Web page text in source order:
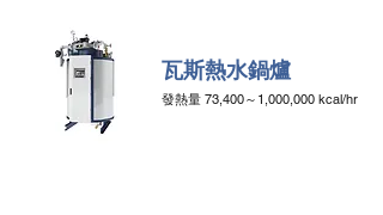
瓦斯熱水鍋爐
​發熱量 73,400～1,000,000 kcal/hr